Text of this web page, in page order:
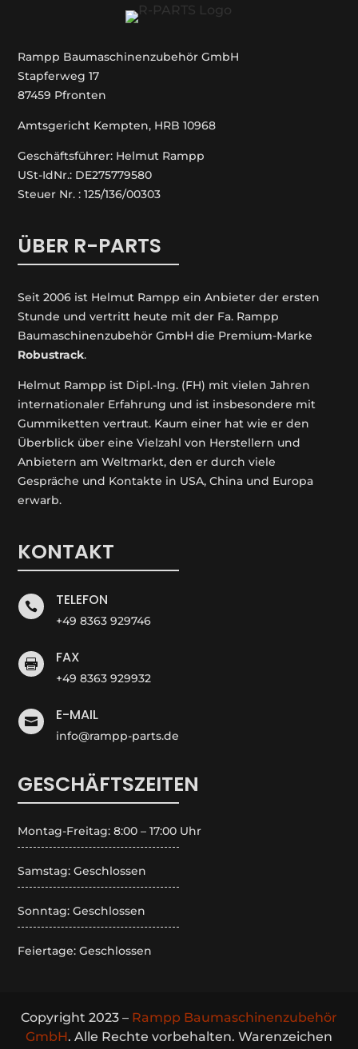
Rampp Baumaschinenzubehör GmbH
Stapferweg 17
87459 Pfronten
Amtsgericht Kempten, HRB 10968
Geschäftsführer: Helmut Rampp
USt-IdNr.: DE275779580
Steuer Nr. : 125/136/00303
ÜBER R-PARTS
Seit 2006 ist Helmut Rampp ein An­bieter der ersten
Stunde und vertritt heute mit der Fa. Rampp
Baumaschinenzubehör GmbH die Premium-Marke
Robustrack.
Helmut Rampp ist Dipl.-Ing. (FH) mit vielen Jahren
internationaler Erfahrung und ist insbesondere mit
Gummiketten vertraut. Kaum einer hat wie er den
Überblick über eine Vielzahl von Herstellern und
Anbietern am Weltmarkt, den er durch viele
Gespräche und Kontakte in USA, China und Europa
erwarb.
KONTAKT
 TELEFON
+49 8363 929746
 FAX
+49 8363 929932
 E-MAIL
info@rampp-parts.de
GESCHÄFTSZEITEN
Montag-Freitag: 8:00 – 17:00 Uhr
Samstag: Geschlossen
Sonntag: Geschlossen
Feiertage: Geschlossen
Copyright 2023 – Rampp Baumaschinenzubehör
GmbH. Alle Rechte vorbehalten. Warenzeichen